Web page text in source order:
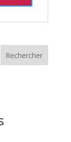
Rechercher